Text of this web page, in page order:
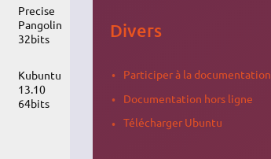
Precise
Pangolin
32bits
Kubuntu
13.10
64bits
Divers
Participer à la documentation
Documentation hors ligne
Télécharger Ubuntu